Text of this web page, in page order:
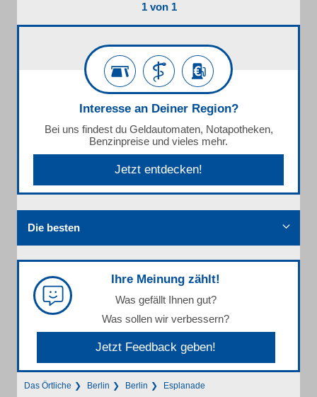
1 von 1
Interesse an Deiner Region?
Bei uns findest du Geldautomaten, Notapotheken,
Benzinpreise und vieles mehr.
Jetzt entdecken!
Die besten
Ihre Meinung zählt!
Was gefällt Ihnen gut?
Was sollen wir verbessern?
Jetzt Feedback geben!
Das Örtliche Berlin Berlin Esplanade